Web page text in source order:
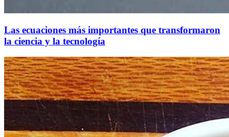
Las ecuaciones más importantes que transformaron
la ciencia y la tecnología